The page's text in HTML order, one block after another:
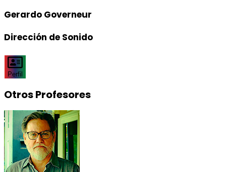
Gerardo Governeur
Dirección de Sonido
Perfil
Otros Profesores